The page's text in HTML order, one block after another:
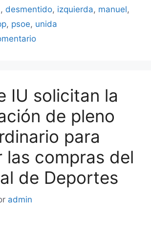
, desmentido, izquierda, manuel,
, psoe, unida
IU solicitan la
de pleno
para
las compras del
de Deportes
admin